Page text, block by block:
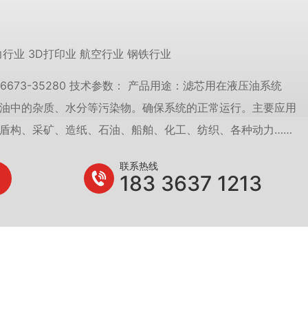
业 3D打印业 航空行业 钢铁行业
35280 技术参数： 产品用途：滤芯用在液压油系统
中的杂质、水分等污染物。确保系统的正常运行。主要应用
构、采矿、造纸、石油、船舶、化工、纺织、各种动力……
联系热线
183 3637 1213